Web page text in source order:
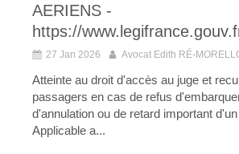
AERIENS -
https://
27 Jan 2026 Avocat Edith RÉ-
Atteinte au droit d'accès au juge et
passagers en cas de refus
d'annulation ou de retard important
Applicable a...